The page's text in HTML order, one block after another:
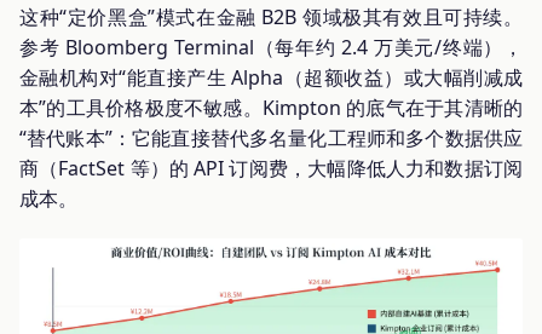
这种“定价黑盒”模式在金融 B2B 领域极其有效且可持续。
参考 Bloomberg Terminal（每年约 2.4 万美元/终端），
金融机构对“能直接产生 Alpha（超额收益）或大幅削减成
本”的工具价格极度不敏感。Kimpton 的底气在于其清晰的
“替代账本”：它能直接替代多名量化工程师和多个数据供应
商（FactSet 等）的 API 订阅费，大幅降低人力和数据订阅
成本。